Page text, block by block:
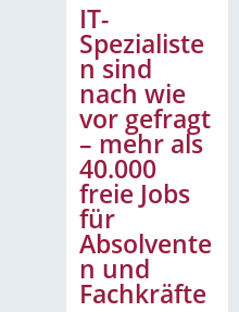
IT-
Spezialiste
n sind
nach wie
vor gefragt
– mehr als
40.000
freie Jobs
für
Absolvente
n und
Fachkräfte